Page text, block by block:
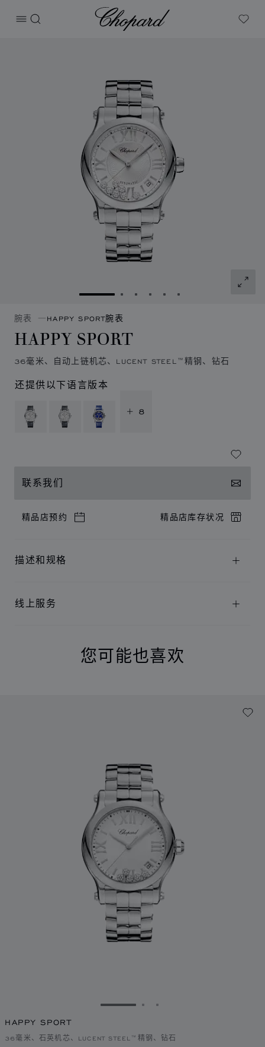
打开菜单
搜索
Chopard
My
转到幻灯片 1转到幻灯片 2
转到幻灯片 3
转到幻灯片 4
转到幻灯片 5
转到幻灯片 6
腕表 HAPPY SPORT腕表
HAPPY SPORT
36毫米、自动上链机芯、LUCENT STEEL™精钢、钻石
还提供以下语言版本
+ 8
联系我们
精品店预约 精品店库存状况
描述和规格
线上服务
您可能也喜欢
转到幻灯片 1转到幻灯片 2
转到幻灯片 3
HAPPY SPORT
36毫米、石英机芯、LUCENT STEEL™精钢、钻石